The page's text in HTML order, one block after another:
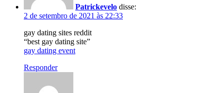
Patrickevelo disse:
2 de setembro de 2021 às 22:33
gay dating sites reddit
“best gay dating site”
gay dating event
Responder